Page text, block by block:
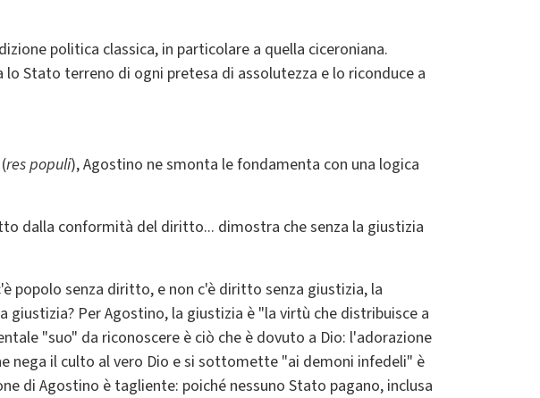
politica classica, in particolare a quella ciceroniana.
Stato terreno di ogni pretesa di assolutezza e lo riconduce a
res populi), Agostino ne smonta le fondamenta con una logica
dalla conformità del diritto... dimostra che senza la giustizia
popolo senza diritto, e non c'è diritto senza giustizia, la
giustizia? Per Agostino, la giustizia è "la virtù che distribuisce a
"suo" da riconoscere è ciò che è dovuto a Dio: l'adorazione
nega il culto al vero Dio e si sottomette "ai demoni infedeli" è
di Agostino è tagliente: poiché nessuno Stato pagano, inclusa